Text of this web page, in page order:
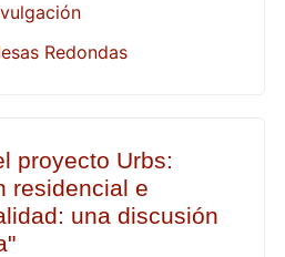
Redondas
proyecto Urbs:
residencial e
una discusión